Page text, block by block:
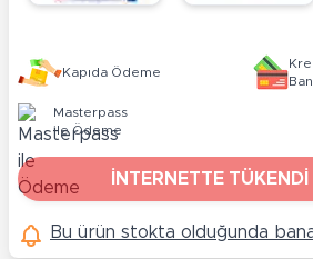
Kapıda Ödeme
Masterpass
ile Ödeme
İNTERNETTE TÜKENDİ
Bu ürün stokta olduğunda